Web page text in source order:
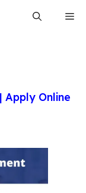
Apply Online